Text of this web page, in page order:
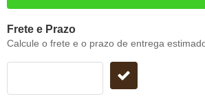
Frete e Prazo
Calcule o frete e o prazo de entrega